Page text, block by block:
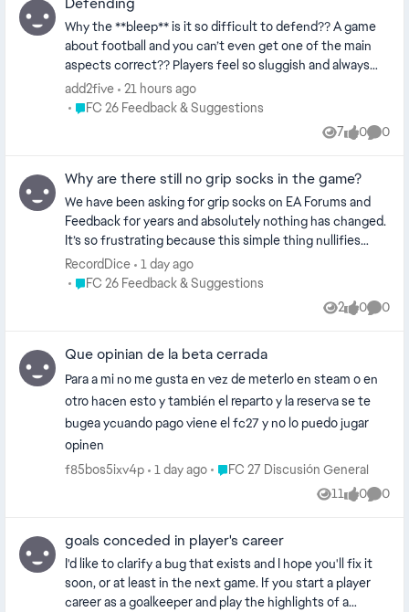
minutos de atención, y da bastante rabia ver que casi
todos los accesos parecen ir directo a los mismos
creadores de contenido de siempre. Se entiende que
buscan promoción, pero es ultra tedioso porque los
jugadores leales, los que sostenemos la comunidad todo
el año, también lo merecemos y terminamos relegados a
cosas, premiar la fidelidad y las horas jugadas de la
comunidad real en vez de regalarle códigos a cualquiera
que termina usando el juego para circo en redes.
Tampoco es la idea que tengamos que estar viendo
videos o metiéndonos a foros buscando "trucos" para
intentar entrar a la beta cambiando la región a Reino
Unido o estando obligados a hablar inglés, cuando los
latinoamericanos somos de los públicos que más
Why the **bleep** is it so difficult to defend?? A game
about football and you can’t even get one of the main
aspects correct?? Players feel so sluggish and always
attempt to make a tackle about a million years after I
press B. What a terrible game, it’s the same **bleep**
add2five
21 hours ago
Place FC 26 Feedback & Suggestions
FC 26 Feedback & Suggestions
7
Views 0
likes 0
Why are there still no grip socks in the game?
We have been asking for grip socks on EA Forums and
Feedback for years and absolutely nothing has changed.
It’s so frustrating because this simple thing nullifies
every other aspect/improvement on player models and
gameplay. If you guys can’t add them at least explain why
they haven’t been added instead of just keeping quiet
RecordDice
1 day ago
Place FC 26 Feedback & Suggestions
FC 26 Feedback & Suggestions
2
Views 0
likes 0
Que opinian de la beta cerrada
Para a mi no me gusta en vez de meterlo en steam o en
otro hacen esto y también el reparto y la reserva se te
bugea ycuando pago viene el fc27 y no lo puedo jugar
opinen
f85bos5ixv4p
1 day ago Place FC 27 Discusión General
FC 27 Discusión General
11
Views 0
likes 0
goals conceded in player's career
I'd like to clarify a bug that exists and I hope you'll fix it
soon, or at least in the next game. If you start a player
career as a goalkeeper and play the highlights of a